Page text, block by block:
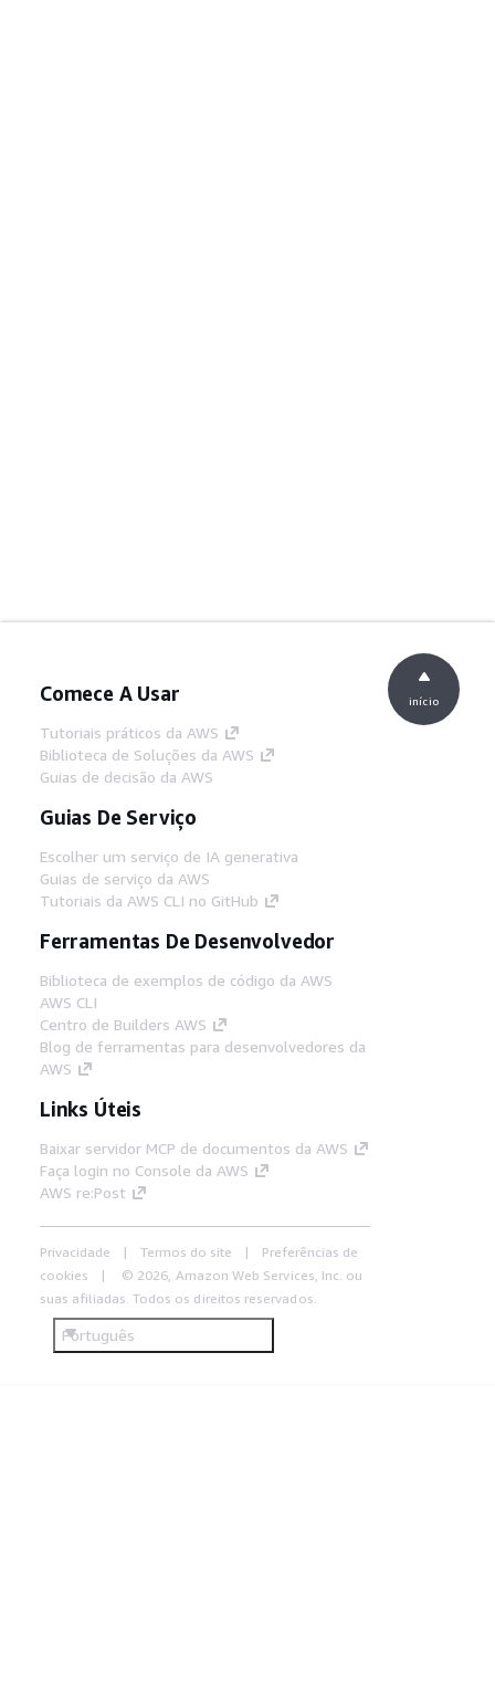
Comece A Usar
Tutoriais práticos da AWS
Biblioteca de Soluções da AWS
Guias de decisão da AWS
Guias De Serviço
Escolher um serviço de IA generativa
Guias de serviço da AWS
Tutoriais da AWS CLI no GitHub
Ferramentas De Desenvolvedor
Biblioteca de exemplos de código da AWS
AWS CLI
Centro de Builders AWS
Blog de ferramentas para desenvolvedores da
AWS
Links Úteis
Baixar servidor MCP de documentos da AWS
Faça login no Console da AWS
AWS re:Post
Privacidade Termos do site
Preferências de
cookies
© 2026, Amazon Web Services, Inc. ou
suas afiliadas. Todos os direitos reservados.
Português
início